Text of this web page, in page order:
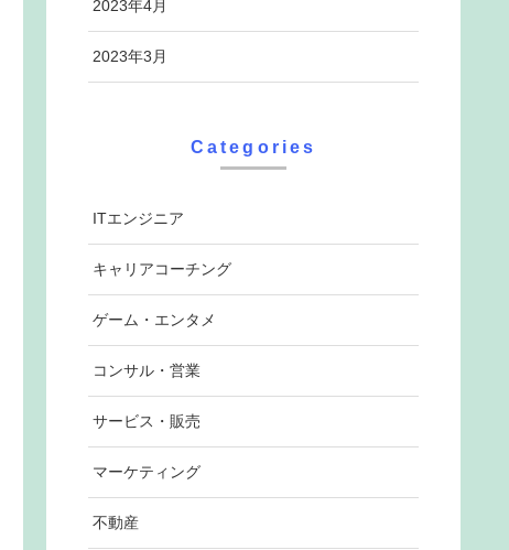
2023年4月
2023年3月
Categories
ITエンジニア
キャリアコーチング
ゲーム・エンタメ
コンサル・営業
サービス・販売
マーケティング
不動産